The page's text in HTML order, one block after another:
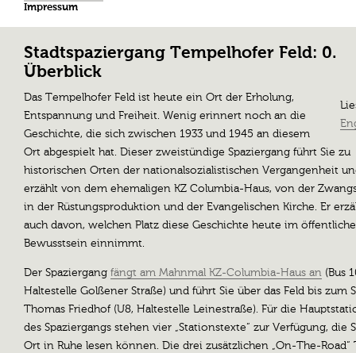
Impressum
Stadtspaziergang Tempelhofer Feld: 0.
Überblick
Das Tempelhofer Feld ist heute ein Ort der Erholung,
Entspannung und Freiheit. Wenig erinnert noch an die
Geschichte, die sich zwischen 1933 und 1945 an diesem
Ort abgespielt hat. Dieser zweistündige Spaziergang führt Sie zu
historischen Orten der nationalsozialistischen Vergangenheit
erzählt von dem ehemaligen KZ Columbia-Haus, von der
in der Rüstungsproduktion und der Evangelischen Kirche. Er
auch davon, welchen Platz diese Geschichte heute im
Bewusstsein einnimmt.
Der Spaziergang fängt am Mahnmal KZ-Columbia-Haus an (Bus
Haltestelle Golßener Straße) und führt Sie über das Feld bis zum
Thomas Friedhof (U8, Haltestelle Leinestraße). Für die
des Spaziergangs stehen vier „Stationstexte“ zur Verfügung, die
Ort in Ruhe lesen können. Die drei zusätzlichen „On-The-Road“